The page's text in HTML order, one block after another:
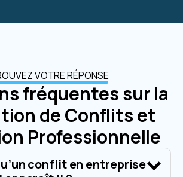
VOTRE RÉPONSE
fréquentes sur la
de Conflits et
Professionnelle
conflit en entreprise